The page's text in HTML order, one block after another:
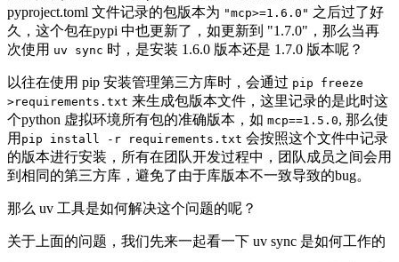
pyproject.toml 文件记录的包版本为 "mcp>=1.6.0" 之后过了好
久，这个包在pypi 中也更新了，如更新到 "1.7.0"，那么当再
次使用 uv sync 时，是安装 1.6.0 版本还是 1.7.0 版本呢？
以往在使用 pip 安装管理第三方库时，会通过 pip freeze
>requirements.txt 来生成包版本文件，这里记录的是此时这
个python 虚拟环境所有包的准确版本，如 mcp==1.5.0, 那么使
用 pip install -r requirements.txt 会按照这个文件中记录
的版本进行安装，所有在团队开发过程中，团队成员之间会用
到相同的第三方库，避免了由于库版本不一致导致的bug。
那么 uv 工具是如何解决这个问题的呢？
关于上面的问题，我们先来一起看一下 uv sync 是如何工作的